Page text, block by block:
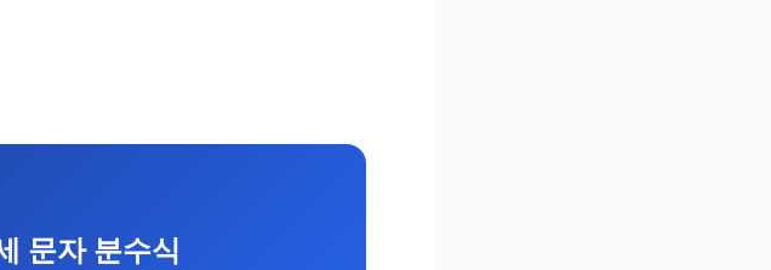
문자 분수식